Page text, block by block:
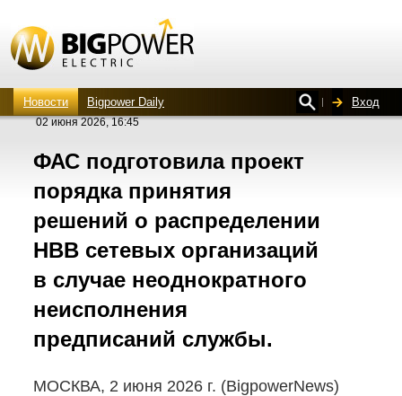
Новости Bigpower Daily Вход
02 июня 2026, 16:45
ФАС подготовила проект
порядка принятия
решений о распределении
НВВ сетевых организаций
в случае неоднократного
неисполнения
предписаний службы.
МОСКВА, 2 июня 2026 г. (BigpowerNews)